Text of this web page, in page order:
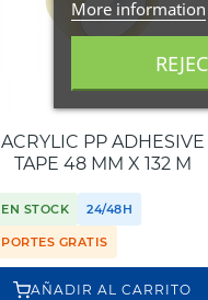
ACRYLIC PP ADHESIVE
TAPE 48 MM X 132 M
EN STOCK 24/48H
PORTES GRATIS
AÑADIR AL CARRITO
More information